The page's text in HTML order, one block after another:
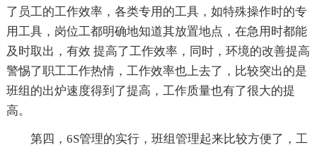
了员工的工作效率，各类专用的工具，如特殊操作时的专
用工具，岗位工都明确地知道其放置地点，在急用时都能
及时取出，有效 提高了工作效率，同时，环境的改善提高
警惕了职工工作热情，工作效率也上去了，比较突出的是
班组的出炉速度得到了提高，工作质量也有了很大的提
高。
第四，6S管理的实行，班组管理起来比较方便了，工